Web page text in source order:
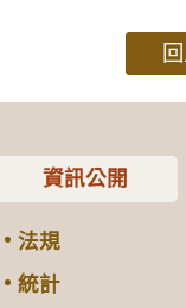
資訊公開
法規
統計